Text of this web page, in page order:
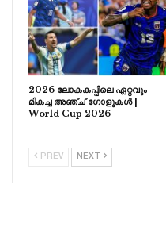
2026 ലോകകപ്പിലെ ഏറ്റവും
മികച്ച അഞ്ച് ഗോളുകൾ |
World Cup 2026
PREV NEXT